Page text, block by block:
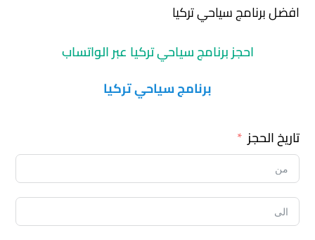
افضل برنامج سياحي تركيا
احجز برنامج سياحي تركيا عبر الواتساب
برنامج سياحي تركيا
تاريخ الحجز